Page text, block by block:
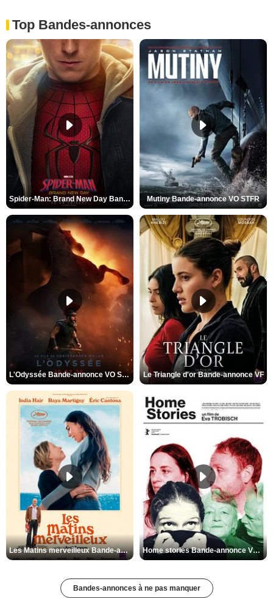
Top Bandes-annonces
Spider-Man: Brand New Day Bande-annonce VO STFR Mutiny Bande-annonce VO STFR
L'Odyssée Bande-annonce VO STFR Le Triangle d'or Bande-annonce VF
Les Matins merveilleux Bande-annonce VF Home stories Bande-annonce VO STFR
Bandes-annonces à ne pas manquer